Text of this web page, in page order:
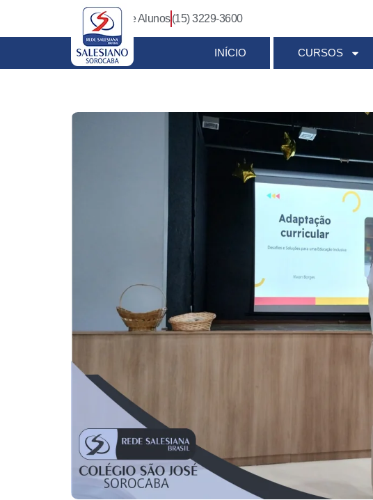
Login Pais e Alunos (15) 3229-3600
INÍCIO CURSOS